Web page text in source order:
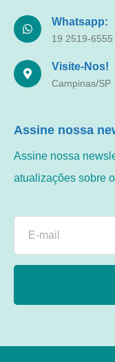
Whatsapp:
19 2519-6555
Visite-Nos!
Campinas/SP
Assine nossa
Assine nossa
atualizações sobre